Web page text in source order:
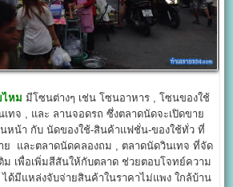
ไหม มีโซนต่างๆ เช่น โซนอาหาร , โซนของใช้
ทจ , และ ลานจอดรถ ซึ่งตลาดนัดจะเปิดขาย
หน้า กับ นัดของใช้-สินค้าแฟชั่น-ของใช้ทั่ว ที่
ย และตลาดนัดคลองถม , ตลาดนัดวินเทจ ที่จัด
ม เพื่อเพิ่มสีสันให้กับตลาด ช่วยตอบโจทย์ความ
ด้มีแหล่งจับจ่ายสินค้าในราคาไม่แพง ใกล้บ้าน